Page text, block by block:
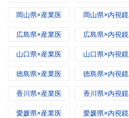
岡山県×産業医 岡山県×内視鏡
広島県×産業医 広島県×内視鏡
山口県×産業医 山口県×内視鏡
徳島県×産業医 徳島県×内視鏡
香川県×産業医 香川県×内視鏡
愛媛県×産業医 愛媛県×内視鏡